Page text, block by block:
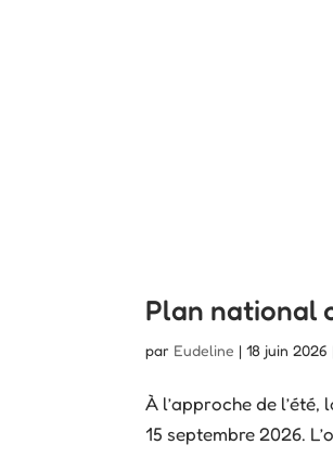
Plan national
par Eudeline |18 juin 2026
À l’approche de l’été,
15 septembre 2026.